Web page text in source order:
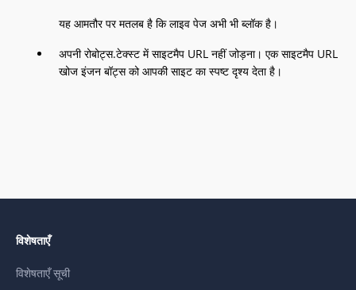
यह आमतौर पर मतलब है कि लाइव पेज अभी भी ब्लॉक है।
अपनी रोबोट्स.टेक्स्ट में साइटमैप URL नहीं जोड़ना। एक साइटमैप URL
खोज इंजन बॉट्स को आपकी साइट का स्पष्ट दृश्य देता है।
विशेषताएँ
विशेषताएँ सूची